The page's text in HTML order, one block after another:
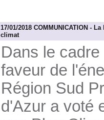
17/01/2018 COMMUNICATION -
climat
Dans le
faveur de
Région Sud
d'Azur a voté